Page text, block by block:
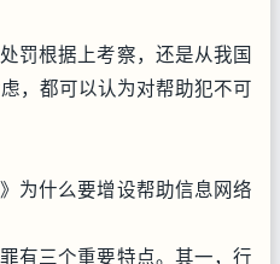
罚根据上考察，还是从我国
，都可以认为对帮助犯不可
为什么要增设帮助信息网络
有三个重要特点。其一，行